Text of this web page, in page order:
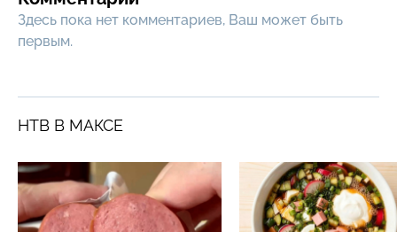
Здесь пока нет комментариев, Ваш может быть
первым.
НТВ В МАКСЕ